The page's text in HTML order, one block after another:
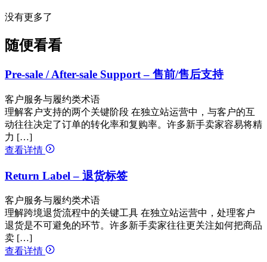
没有更多了
随便看看
Pre-sale / After-sale Support – 售前/售后支持
客户服务与履约类术语
理解客户支持的两个关键阶段 在独立站运营中，与客户的互
动往往决定了订单的转化率和复购率。许多新手卖家容易将精
力 […]
查看详情
Return Label – 退货标签
客户服务与履约类术语
理解跨境退货流程中的关键工具 在独立站运营中，处理客户
退货是不可避免的环节。许多新手卖家往往更关注如何把商品
卖 […]
查看详情